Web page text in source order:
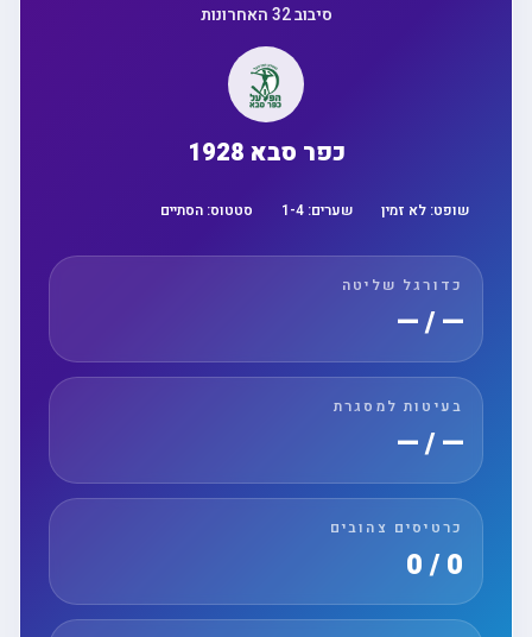
סיבוב 32 האחרונות
כפר סבא 1928
שופט:לא זמין שערים: 1 -4 סטטוס:הסתיים
כדורגל שליטה
— / —
בעיטות למסגרת
— / —
כרטיסים צהובים